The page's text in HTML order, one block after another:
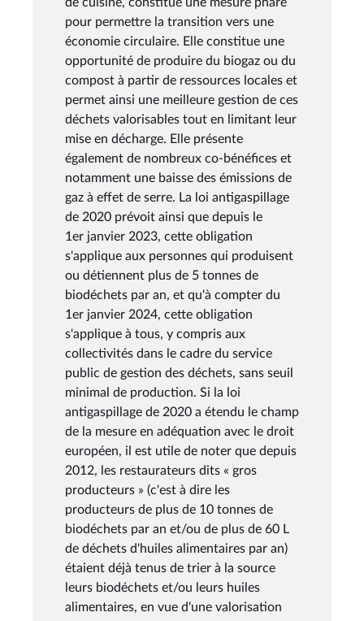
pour permettre la transition vers une
économie circulaire. Elle constitue une
opportunité de produire du biogaz ou du
compost à partir de ressources locales et
permet ainsi une meilleure gestion de ces
déchets valorisables tout en limitant leur
mise en décharge. Elle présente
également de nombreux co-bénéfices et
notamment une baisse des émissions de
gaz à effet de serre. La loi antigaspillage
de 2020 prévoit ainsi que depuis le
1er janvier 2023, cette obligation
s'applique aux personnes qui produisent
ou détiennent plus de 5 tonnes de
biodéchets par an, et qu'à compter du
1er janvier 2024, cette obligation
s'applique à tous, y compris aux
collectivités dans le cadre du service
public de gestion des déchets, sans seuil
minimal de production. Si la loi
antigaspillage de 2020 a étendu le champ
de la mesure en adéquation avec le droit
européen, il est utile de noter que depuis
2012, les restaurateurs dits « gros
producteurs » (c'est à dire les
producteurs de plus de 10 tonnes de
biodéchets par an et/ou de plus de 60 L
de déchets d'huiles alimentaires par an)
étaient déjà tenus de trier à la source
leurs biodéchets et/ou leurs huiles
alimentaires, en vue d'une valorisation